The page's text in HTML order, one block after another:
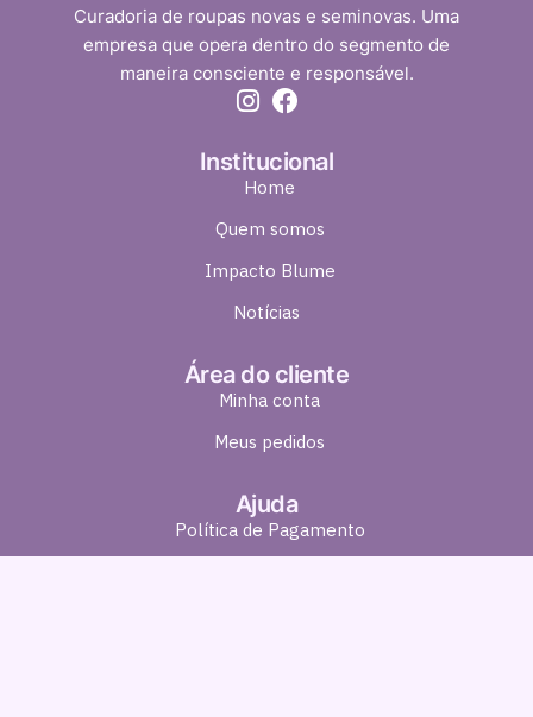
Curadoria de roupas novas e seminovas. Uma
empresa que opera dentro do segmento de
maneira consciente e responsável.
Institucional
Home
Quem somos
Impacto Blume
Notícias
Área do cliente
Minha conta
Meus pedidos
Ajuda
Política de Pagamento